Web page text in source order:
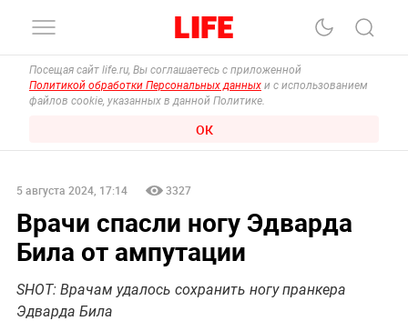
Посещая сайт life.ru, Вы соглашаетесь с приложенной
Политикой обработки Персональных данных и с использованием
файлов cookie, указанных в данной Политике.
ОК
5 августа 2024, 17:14 3327
Врачи спасли ногу Эдварда
Била от ампутации
SHOT: Врачам удалось сохранить ногу пранкера
Эдварда Била